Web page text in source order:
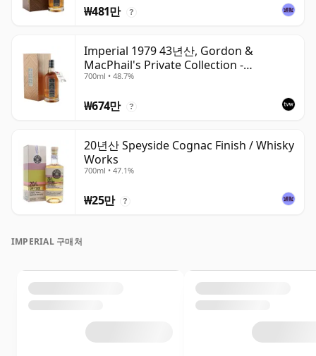
₩481만 ?
Imperial 1979 43년산, Gordon &
MacPhail's Private Collection -
Recollection Series Cask 5317
700ml • 48.7%
₩674만 ?
20년산 Speyside Cognac Finish / Whisky
Works
700ml • 47.1%
₩25만 ?
IMPERIAL 구매처